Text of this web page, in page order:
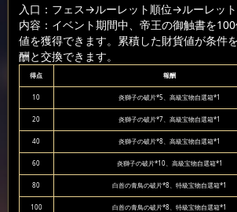
入口：フェス→ルーレット順位→ルーレッ
内容：イベント期間中、帝王の御触書を
値を獲得できます。累積した財貨値が条件
酬と交換できます。
得点 報酬
10 炎獅子の破片*5、高級宝物自選箱*1
20 炎獅子の破片*7、高級宝物自選箱*1
40 炎獅子の破片*8、高級宝物自選箱*1
60 炎獅子の破片*10、高級宝物自選箱*1
80 白首の青鳥の破片*8、特級宝物自選箱*1
100 白首の青鳥の破片*8、特級宝物自選箱*1